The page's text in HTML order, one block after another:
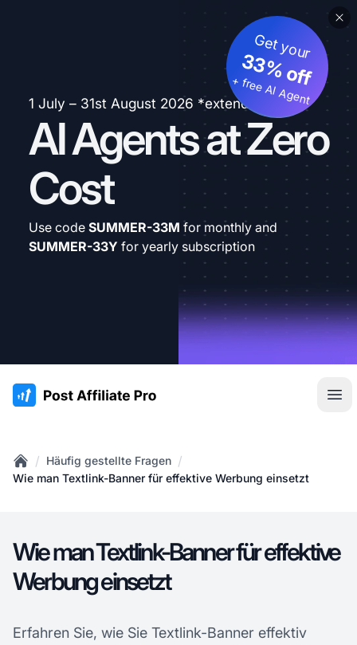
1 July – 31st August 2026 *extended
AI Agents at Zero
Cost
Get your
33% off
+ free AI Agent
Use code SUMMER-33M for monthly and
SUMMER-33Y for yearly subscription
:site.title
Home
/ Häufig gestellte Fragen /
Wie man Textlink-Banner für effektive Werbung einsetzt
Wie man Textlink-Banner für effektive
Werbung einsetzt
Erfahren Sie, wie Sie Textlink-Banner effektiv